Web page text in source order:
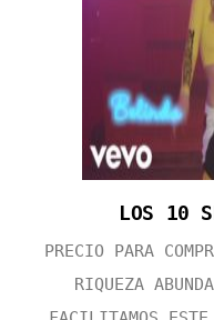
LOS 10
PRECIO PARA
RIQUEZA